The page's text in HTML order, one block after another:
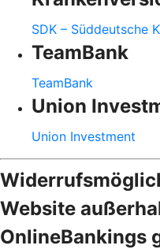
SDK – Süddeutsche
TeamBank
TeamBank
Union
Union Investment
Website
OnlineBankings